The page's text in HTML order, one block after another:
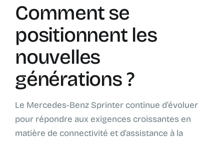
Comment se
positionnent les
nouvelles
générations ?
Le Mercedes-Benz Sprinter continue d’évoluer
pour répondre aux exigences croissantes en
matière de connectivité et d’assistance à la